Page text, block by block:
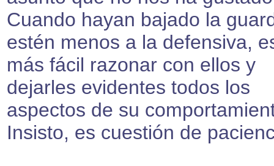
Cuando hayan bajado la
estén menos a la defensiva,
más fácil razonar con ellos y
dejarles evidentes todos los
aspectos de su
Insisto, es cuestión de